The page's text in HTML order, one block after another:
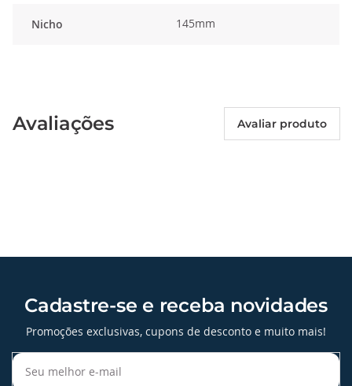
Nicho 145mm
Avaliações Avaliar produto
Cadastre-se e receba novidades
Promoções exclusivas, cupons de desconto e muito mais!